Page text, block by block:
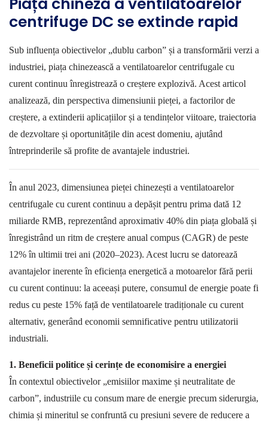
centrifuge DC se extinde rapid
Sub influența obiectivelor „dublu carbon” și a transformării verzi a
industriei, piața chinezească a ventilatoarelor centrifugale cu
curent continuu înregistrează o creștere explozivă. Acest articol
analizează, din perspectiva dimensiunii pieței, a factorilor de
creștere, a extinderii aplicațiilor și a tendințelor viitoare, traiectoria
de dezvoltare și oportunitățile din acest domeniu, ajutând
întreprinderile să profite de avantajele industriei.
În anul 2023, dimensiunea pieței chinezești a ventilatoarelor
centrifugale cu curent continuu a depășit pentru prima dată 12
miliarde RMB, reprezentând aproximativ 40% din piața globală și
înregistrând un ritm de creștere anual compus (CAGR) de peste
12%în ultimii trei ani (2020–2023). Acest lucru se datorează
avantajelor inerente în eficiența energetică a motoarelor fără perii
cu curent continuu: la aceeași putere, consumul de energie poate fi
redus cu peste 15% față de ventilatoarele tradiționale cu curent
alternativ, generând economii semnificative pentru utilizatorii
industriali.
1. Beneficii politice și cerințe de economisire a energiei
În contextul obiectivelor „emisiilor maxime și neutralitate de
carbon”, industriile cu consum mare de energie precum siderurgia,
chimia și mineritul se confruntă cu presiuni severe de reducere a